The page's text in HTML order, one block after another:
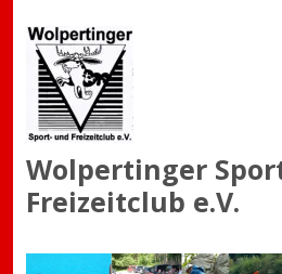
Inhalt
springen
Wolpertinger
Freizeitclub e.V.